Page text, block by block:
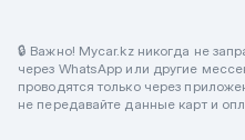
🔒 Важно! Mycar.kz никогда не
через WhatsApp или другие
проводятся только через
не передавайте данные карт и